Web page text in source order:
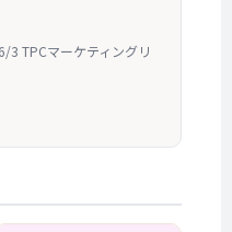
TPCマーケティングリ